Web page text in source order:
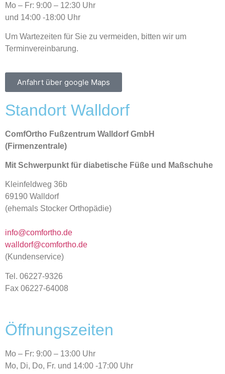
Mo – Fr: 9:00 – 12:30 Uhr
und 14:00 -18:00 Uhr
Um Wartezeiten für Sie zu vermeiden, bitten wir um
Terminvereinbarung.
Anfahrt über google Maps
Standort Walldorf
ComfOrtho Fußzentrum Walldorf GmbH
(Firmenzentrale)
Mit Schwerpunkt für diabetische Füße und Maßschuhe
Kleinfeldweg 36b
69190 Walldorf
(ehemals Stocker Orthopädie)
info@comfortho.de
walldorf@comfortho.de
(Kundenservice)
Tel. 06227-9326
Fax 06227-64008
Öffnungszeiten
Mo – Fr: 9:00 – 13:00 Uhr
Mo, Di, Do, Fr. und 14:00 -17:00 Uhr